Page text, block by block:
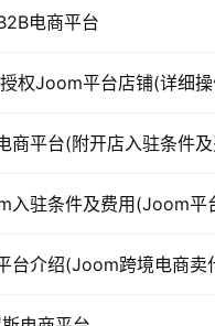
电商平台
权Joom平台店铺(详细
商平台(附开店入驻条件
入驻条件及费用(Joom平
台介绍(Joom跨境电商卖